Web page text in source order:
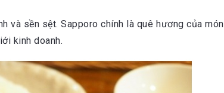
sền sệt. Sapporo chính là quê hương của
kinh doanh.